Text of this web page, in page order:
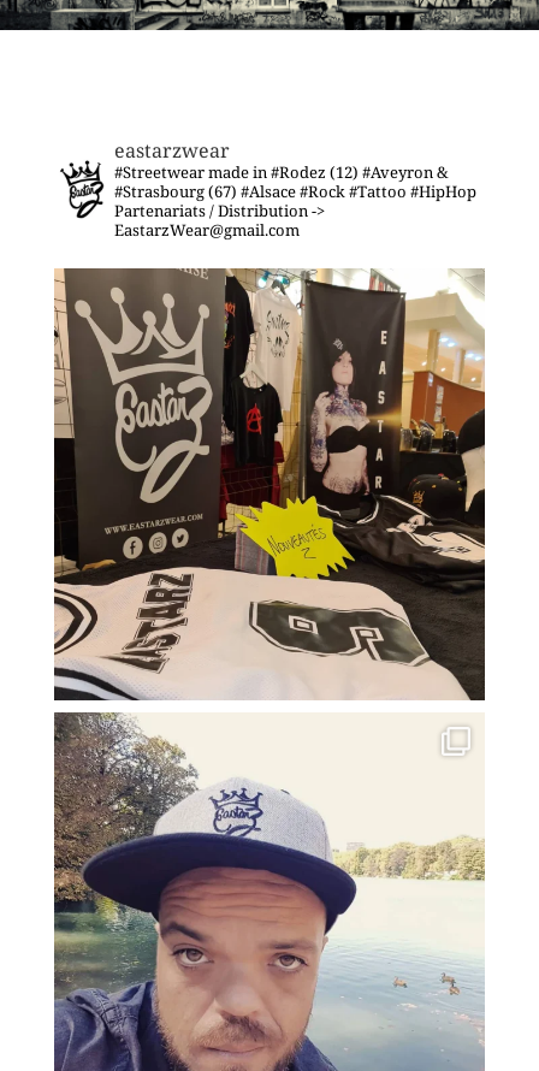
eastarzwear
#Streetwear made in #Rodez (12) #Aveyron &
#Strasbourg (67) #Alsace#Rock #Tattoo #HipHop
Partenariats / Distribution ->
EastarzWear@gmail.com